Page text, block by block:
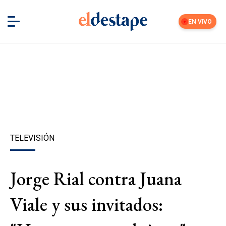
EN VIVO
TELEVISIÓN
Jorge Rial contra Juana
Viale y sus invitados: